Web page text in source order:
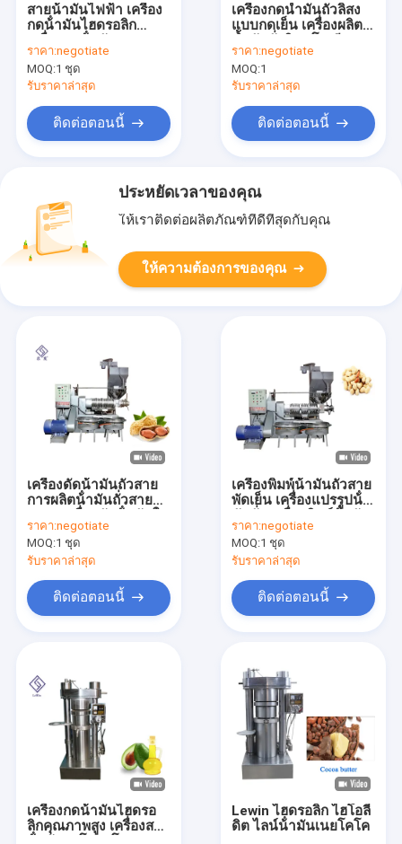
สายน้ํามันไฟฟ้า เครื่อง
กดน้ํามันไฮดรอลิก
เย็น เครื่องกดน้ํามันสาย
น้ํามัน
ราคา:negotiate
MOQ:1 ชุด
รับราคาล่าสุด
ติดต่อตอนนี้
เครื่องกดน้ำมันถั่วลิสง
แบบกดเย็น เครื่องผลิต
น้ำมัน
ราคา:negotiate
MOQ:1
รับราคาล่าสุด
ติดต่อตอนนี้
ประหยัดเวลาของคุณ
ให้เราติดต่อผลิตภัณฑ์ที่ดีที่สุดกับคุณ
ให้ความต้องการของคุณ
เครื่องดัดน้ํามันถั่วสาย
การผลิตน้ํามันถั่วสาย
จีน
ราคา:negotiate
MOQ:1 ชุด
รับราคาล่าสุด
ติดต่อตอนนี้
เครื่องพิมพ์น้ํามันถั่วสาย
พัดเย็น เครื่องแปรรูปน้ํา
ราคา:negotiate
MOQ:1 ชุด
รับราคาล่าสุด
ติดต่อตอนนี้
เครื่องกดน้ํามันไฮดรอ
ลิกคุณภาพสูง เครื่องสกัด
Lewin ไฮดรอลิก ไฮโอลี
ดิต ไลน์น้ํามันเนยโคโค